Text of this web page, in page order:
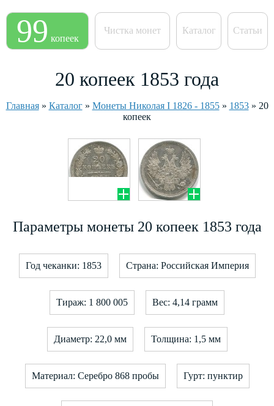
99 копеек
Чистка монет Каталог Статьи
20 копеек 1853 года
Главная» Каталог» Монеты Николая I 1826 - 1855» 1853» 20
копеек
Параметры монеты 20 копеек 1853 года
Год чеканки: 1853 Страна: Российская Империя
Тираж: 1 800 005 Вес: 4,14 грамм
Диаметр: 22,0 мм Толщина: 1,5 мм
Материал: Серебро 868 пробы Гурт: пунктир